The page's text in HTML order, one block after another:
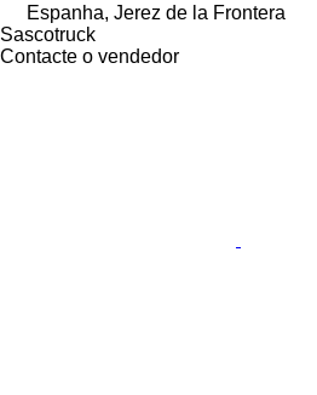
Espanha, Jerez de la Frontera
Sascotruck
Contacte o vendedor